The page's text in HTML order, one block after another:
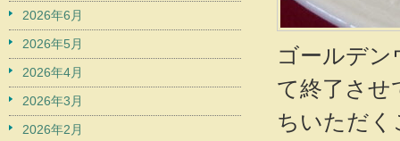
ゴールデン
て終了させ
ちいただ
2026年6月
2026年5月
2026年4月
2026年3月
2026年2月